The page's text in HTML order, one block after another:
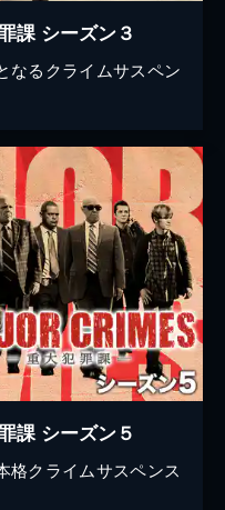
課 シーズン３
なるクライムサスペン
課 シーズン５
格クライムサスペンス